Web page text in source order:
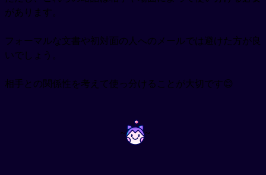
があります。
フォーマルな文書や初対面の人へのメールでは避けた方が良
いでしょう。
相手との関係性を考えて使っ分けることが大切です😊
~ ~